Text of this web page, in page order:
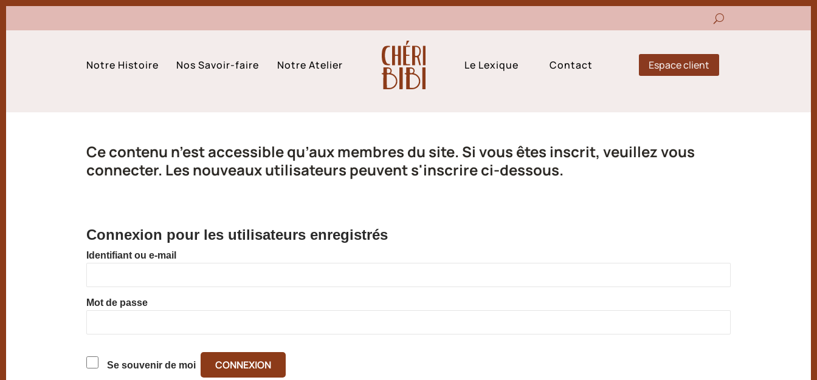
Notre Histoire Nos Savoir-faire Notre Atelier Le Lexique Contact Espace client
Ce contenu n’est accessible qu’aux membres du site. Si vous êtes inscrit, veuillez vous
connecter. Les nouveaux utilisateurs peuvent s'inscrire ci-dessous.
Connexion pour les utilisateurs enregistrés
Identifiant ou e-mail
Mot de passe
Se souvenir de moi